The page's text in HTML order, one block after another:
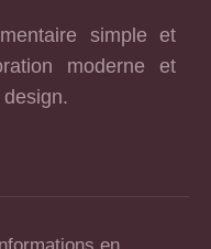
simple et
moderne et
en